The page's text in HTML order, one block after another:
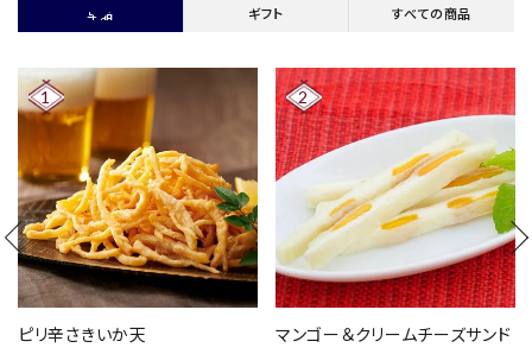
単品 ギフト すべての商品
ピリ辛さきいか天
マンゴー＆クリームチーズサンド